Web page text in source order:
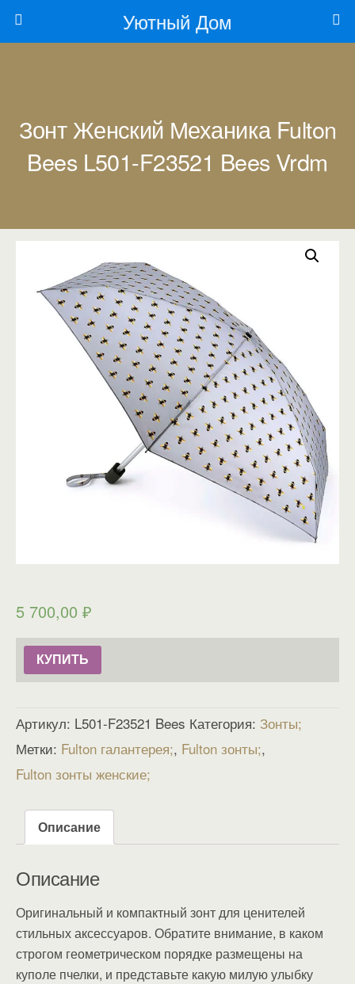
Уютный Дом
Зонт Женский Механика Fulton
Bees L501-F23521 Bees Vrdm
5 700,00 ₽
КУПИТЬ
Артикул: L501-F23521 Bees Категория: Зонты
Метки: Fulton галантерея , Fulton зонты ,
Fulton зонты женские
Описание
Описание
Оригинальный и компактный зонт для ценителей
стильных аксессуаров. Обратите внимание, в каком
строгом геометрическом порядке размещены на
куполе пчелки, и представьте какую милую улыбку